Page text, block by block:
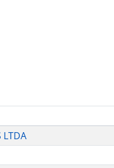
LTDA